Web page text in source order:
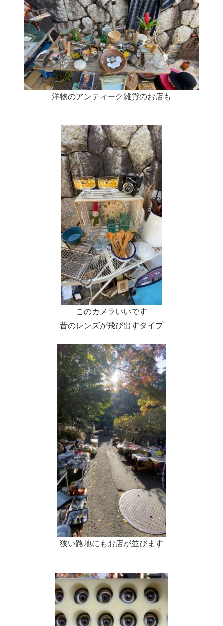
洋物のアンティーク雑貨のお店も
このカメラいいです
昔のレンズが飛び出すタイプ
狭い路地にもお店が並びます